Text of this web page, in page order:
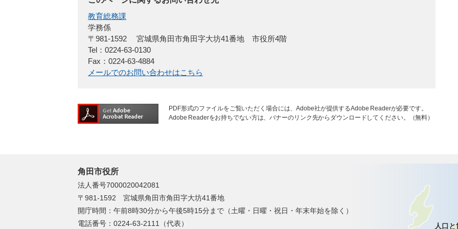
教育総務課
学務係
〒981-1592
宮城県角田市角田字大坊41番地 市役所4階
Tel：0224-63-0130
Fax：0224-63-4884
メールでのお問い合わせはこちら
PDF形式のファイルをご覧いただく場合には、Adobe社が提供するAdobe Readerが必要です。
Adobe Readerをお持ちでない方は、バナーのリンク先からダウンロードしてください。（無料）
角田市役所
法人番号7000020042081
〒981-1592 宮城県角田市角田字大坊41番地
開庁時間：午前8時30分から午後5時15分まで（土曜・日曜・祝日・年末年始を除く）
電話番号：0224-63-2111（代表）
人口